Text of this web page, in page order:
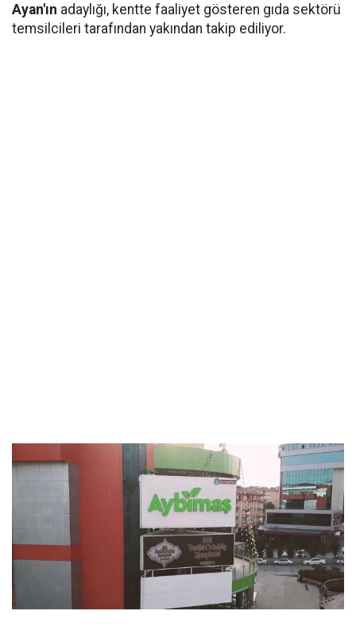
Ayan'ın adaylığı, kentte faaliyet gösteren gıda sektörü
temsilcileri tarafından yakından takip ediliyor.